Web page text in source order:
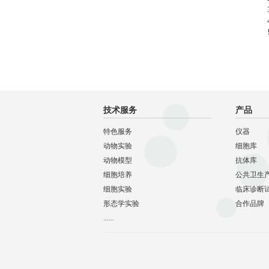
技术服务
特色服务
动物实验
动物模型
细胞培养
细胞实验
形态学实验
......
产品
仪器
细胞库
抗体库
公共卫生
临床诊断
合作品牌